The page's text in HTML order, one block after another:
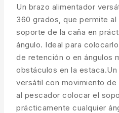
Un brazo alimentador
360 ​​grados, que permite
soporte de la caña en
ángulo. Ideal para
de retención o en ángulos
obstáculos en la
versátil con movimiento
al pescador colocar el
prácticamente cualquier